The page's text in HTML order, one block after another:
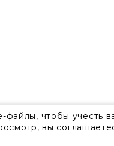
чтобы учесть
вы